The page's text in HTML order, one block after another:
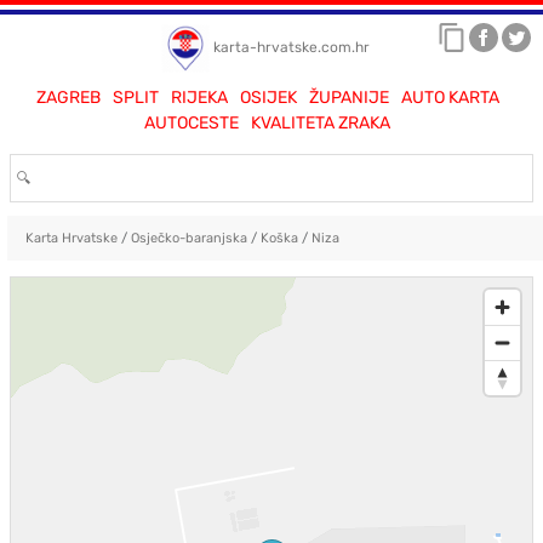
karta-hrvatske.com.hr
ZAGREB SPLIT RIJEKA OSIJEK ŽUPANIJE
AUTO KARTA
AUTOCESTE
KVALITETA ZRAKA
Karta Hrvatske/ Osječko-baranjska/ Koška/ Niza